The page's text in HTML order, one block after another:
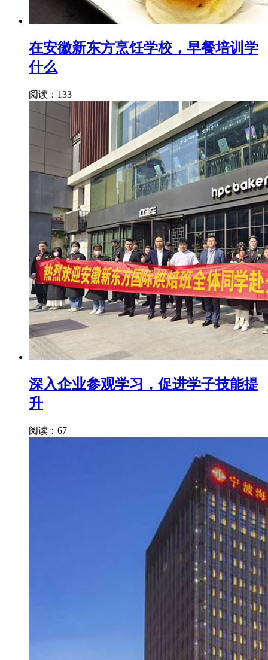
在安徽新东方烹饪学校，早餐培训学
什么
阅读：133
深入企业参观学习，促进学子技能提
升
阅读：67